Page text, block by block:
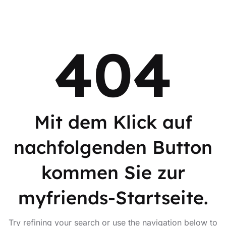
404
Mit dem Klick auf
nachfolgenden Button
kommen Sie zur
myfriends-Startseite.
Try refining your search or use the navigation below to